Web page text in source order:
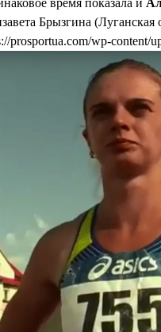
время показала и
Брызгина
prosportua.com/wp-content/